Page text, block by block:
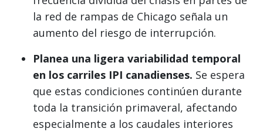
la red de rampas de Chicago señala un
aumento del riesgo de interrupción.
Planea una ligera variabilidad temporal
en los carriles IPI canadienses. Se espera
que estas condiciones continúen durante
toda la transición primaveral, afectando
especialmente a los caudales interiores